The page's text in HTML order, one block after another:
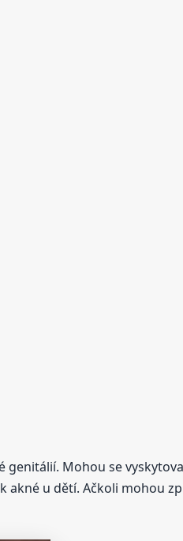
Mohou se
u dětí. Ačkoli mohou